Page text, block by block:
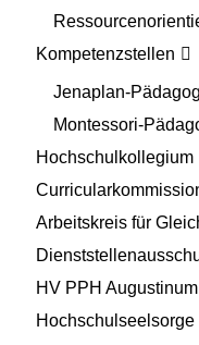
Kompetenzstellen
Jenaplan-
Montessori-
Hochschulkollegium
Arbeitskreis für
HV PPH
Hochschulseelsorge